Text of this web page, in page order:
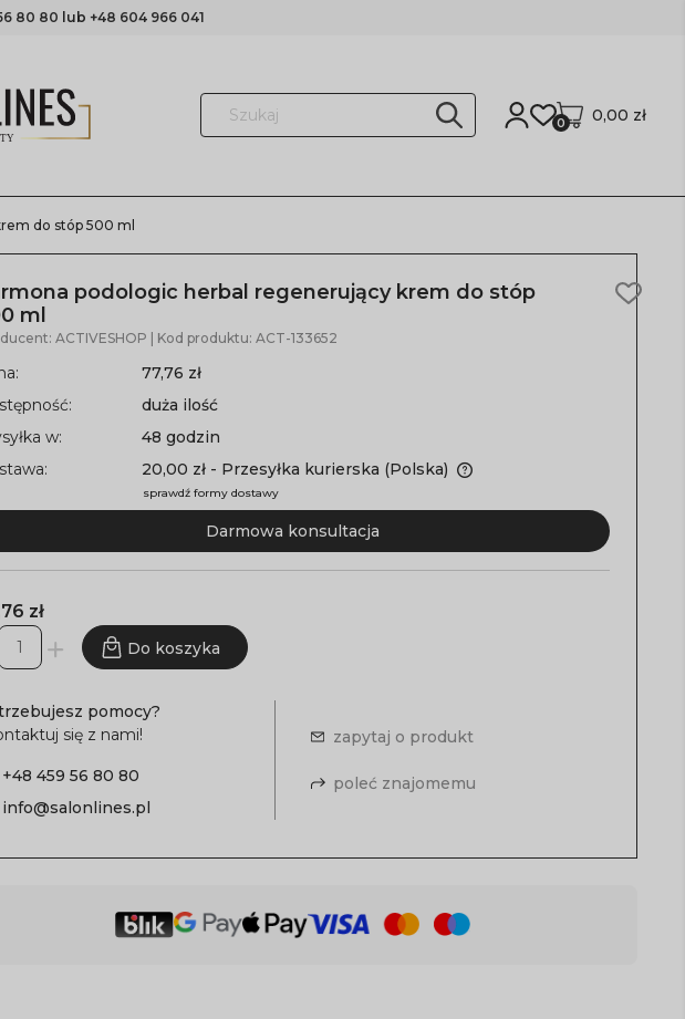
80 80 lub +48 604 966 041
0,00 zł
0
do stóp 500 ml
podologic herbal regenerujący krem do stóp
ml
ACTIVESHOP | Kod produktu: ACT-133652
77,76 zł
duża ilość
w:
48 godzin
20,00 zł - Przesyłka kurierska (Polska)
sprawdź formy dostawy
Darmowa konsultacja
zł
Do koszyka
pomocy?
się z nami!
+48 459 56 80 80
info@salonlines.pl
zapytaj o produkt
poleć znajomemu